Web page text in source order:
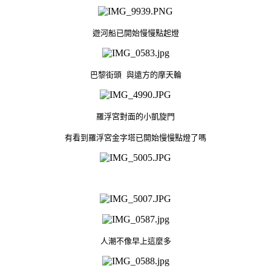
遊河船已開始慢慢點起燈
巴黎街頭 與遠方的摩天輪
羅浮宮對面的小凱旋門
有看到羅浮宮金字塔已開始慢慢點燈了嗎
人潮不像早上這麼多